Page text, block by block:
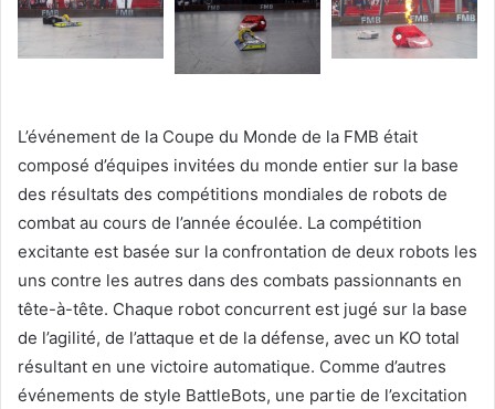
L’événement de la Coupe du Monde de la FMB était
composé d’équipes invitées du monde entier sur la base
des résultats des compétitions mondiales de robots de
combat au cours de l’année écoulée. La compétition
excitante est basée sur la confrontation de deux robots les
uns contre les autres dans des combats passionnants en
tête-à-tête. Chaque robot concurrent est jugé sur la base
de l’agilité, de l’attaque et de la défense, avec un KO total
résultant en une victoire automatique. Comme d’autres
événements de style BattleBots, une partie de l’excitation